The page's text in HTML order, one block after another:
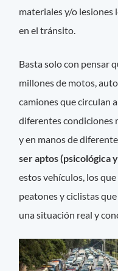
materiales y/o lesiones
en el tránsito.
Basta solo con pensar
millones de motos,
camiones que circulan
diferentes condiciones
y en manos de
ser aptos (psicológica
estos vehículos, los
peatones y ciclistas
una situación real y